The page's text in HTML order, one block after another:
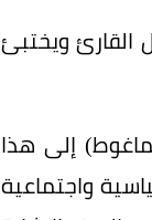
القارئ ويختبئ
إلى هذا
واجتماعية